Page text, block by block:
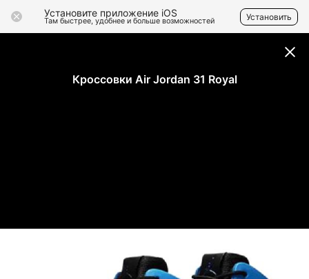
Установите приложение iOS
Там быстрее, удобнее и больше возможностей Установить
Кроссовки Air Jordan 31 Royal